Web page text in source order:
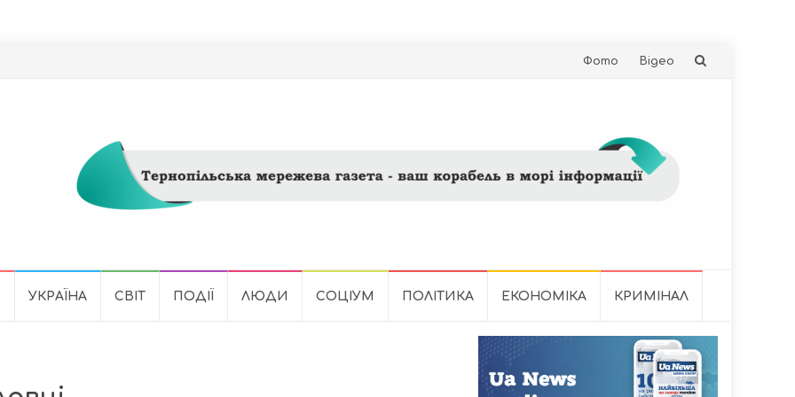
Skip
Фото Відео
УКРАЇНА СВІТ ПОДІЇ ЛЮДИ СОЦІУМ ПОЛІТИКА ЕКОНОМІКА КРИМІНАЛ